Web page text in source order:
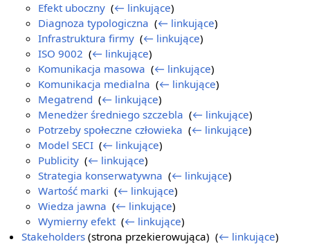
Efekt uboczny ‎(← linkujące)
Diagnoza typologiczna ‎(← linkujące)
Infrastruktura firmy ‎(← linkujące)
ISO 9002 ‎(← linkujące)
Komunikacja masowa ‎(← linkujące)
Komunikacja medialna ‎(← linkujące)
Megatrend ‎(← linkujące)
Menedżer średniego szczebla ‎(← linkujące)
Potrzeby społeczne człowieka ‎(← linkujące)
Model SECI ‎(← linkujące)
Publicity ‎(← linkujące)
Strategia konserwatywna ‎(← linkujące)
Wartość marki ‎(← linkujące)
Wiedza jawna ‎(← linkujące)
Wymierny efekt ‎(← linkujące)
Stakeholders (strona przekierowująca) ‎(← linkujące)